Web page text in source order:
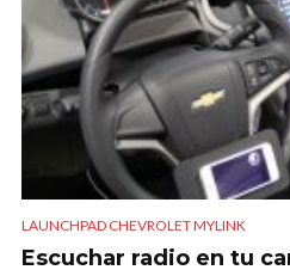
LAUNCHPAD CHEVROLET MYLINK
Escuchar radio en tu